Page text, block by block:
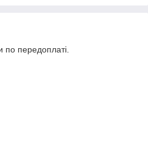
по передоплаті.